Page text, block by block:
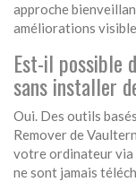
approche
améliorations
Est-il possible
sans installer
Oui. Des outils
Remover de
votre ordinateur via
ne sont jamais